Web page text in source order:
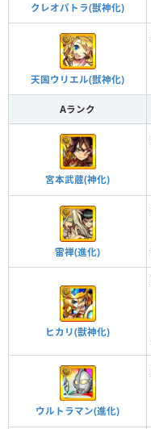
クレオパトラ(獣神化)
天国ウリエル(獣神化)
Aランク
宮本武蔵(神化)
雷禅(進化)
ヒカリ(獣神化)
ウルトラマン(進化)